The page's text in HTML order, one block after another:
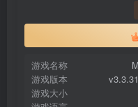
游戏名称
游戏版本
游戏大小